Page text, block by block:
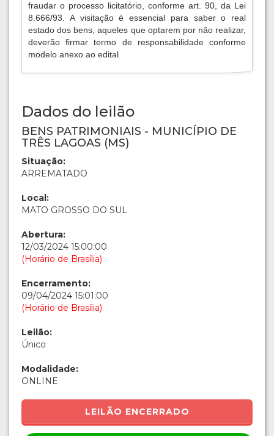
fraudar o processo licitatório, conforme art. 90, da Lei
8.666/93. A visitação é essencial para saber o real
estado dos bens, aqueles que optarem por não realizar,
deverão firmar termo de responsabilidade conforme
modelo anexo ao edital.
Dados do leilão
BENS PATRIMONIAIS - MUNICÍPIO DE
TRÊS LAGOAS (MS)
Situação:
ARREMATADO
Local:
MATO GROSSO DO SUL
Abertura:
12/03/2024 15:00:00
(Horário de Brasília)
Encerramento:
09/04/2024 15:01:00
(Horário de Brasília)
Leilão:
Único
Modalidade:
ONLINE
LEILÃO ENCERRADO